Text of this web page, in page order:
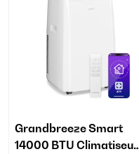
Grandbreeze Smart
14000 BTU Climatiseur